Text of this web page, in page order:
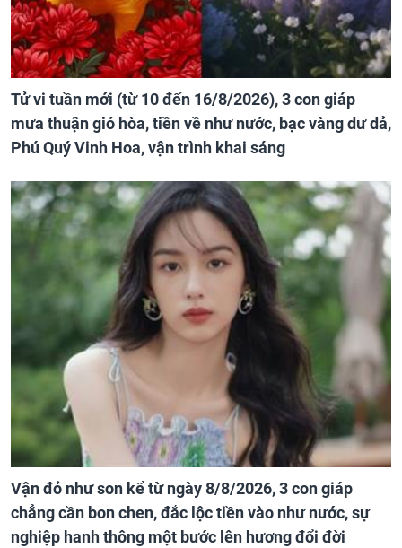
Tử vi tuần mới (từ 10 đến 16/8/2026), 3 con giáp
mưa thuận gió hòa, tiền về như nước, bạc vàng dư dả,
Phú Quý Vinh Hoa, vận trình khai sáng
Vận đỏ như son kể từ ngày 8/8/2026, 3 con giáp
chẳng cần bon chen, đắc lộc tiền vào như nước, sự
nghiệp hanh thông một bước lên hương đổi đời